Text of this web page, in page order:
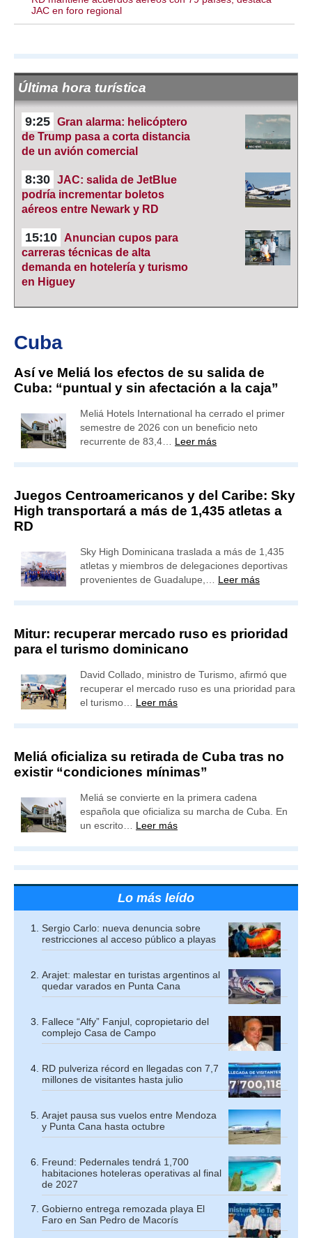
JAC en foro regional
Última hora turística
9:25 Gran alarma: helicóptero
de Trump pasa a corta distancia
de un avión comercial
8:30 JAC: salida de JetBlue
podría incrementar boletos
aéreos entre Newark y RD
15:10
Anuncian cupos para
carreras técnicas de alta
demanda en hotelería y turismo
en Higuey
Cuba
Así ve Meliá los efectos de su salida de
Cuba: “puntual y sin afectación a la caja”
Meliá Hotels International ha cerrado el primer
semestre de 2026 con un beneficio neto
recurrente de 83,4… Leer más
Juegos Centroamericanos y del Caribe: Sky
High transportará a más de 1,435 atletas a
RD
Sky High Dominicana traslada a más de 1,435
atletas y miembros de delegaciones deportivas
provenientes de Guadalupe,… Leer más
Mitur: recuperar mercado ruso es prioridad
para el turismo dominicano
David Collado, ministro de Turismo, afirmó que
recuperar el mercado ruso es una prioridad para
el turismo… Leer más
Meliá oficializa su retirada de Cuba tras no
existir “condiciones mínimas”
Meliá se convierte en la primera cadena
española que oficializa su marcha de Cuba. En
un escrito… Leer más
Lo más leído
Sergio Carlo: nueva denuncia sobre
restricciones al acceso público a playas
Arajet: malestar en turistas argentinos al
quedar varados en Punta Cana
Fallece “Alfy” Fanjul, copropietario del
complejo Casa de Campo
RD pulveriza récord en llegadas con 7,7
millones de visitantes hasta julio
Arajet pausa sus vuelos entre Mendoza
y Punta Cana hasta octubre
Freund: Pedernales tendrá 1,700
habitaciones hoteleras operativas al final
de 2027
Gobierno entrega remozada playa El
Faro en San Pedro de Macorís